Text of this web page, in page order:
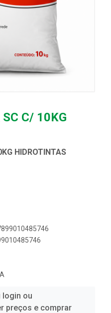
C/ 10KG
HIDROTINTAS
login ou
preços e comprar